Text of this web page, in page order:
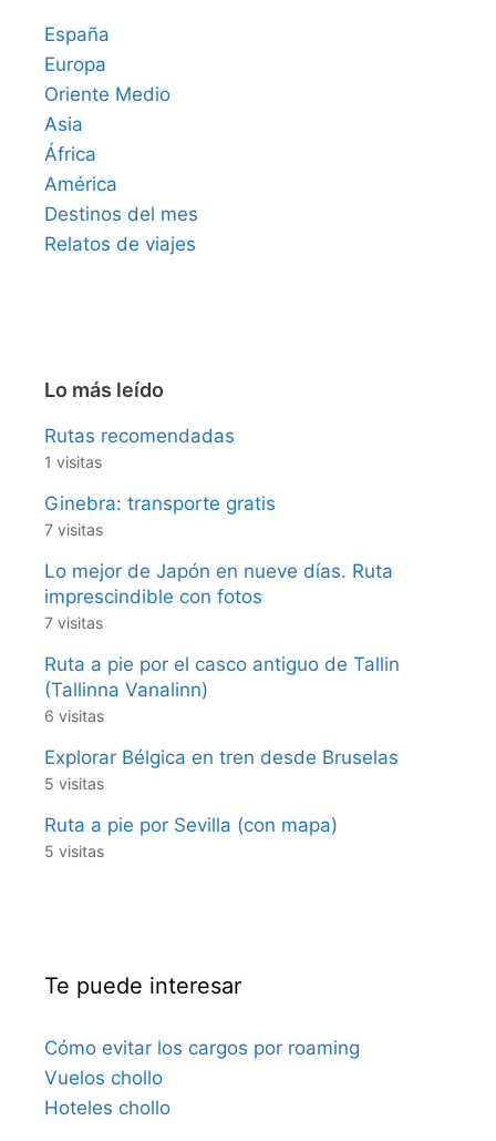
España
Europa
Oriente Medio
Asia
África
América
Destinos del mes
Relatos de viajes
Lo más leído
Rutas recomendadas
1 visitas
Ginebra: transporte gratis
7 visitas
Lo mejor de Japón en nueve días. Ruta
imprescindible con fotos
7 visitas
Ruta a pie por el casco antiguo de Tallin
(Tallinna Vanalinn)
6 visitas
Explorar Bélgica en tren desde Bruselas
5 visitas
Ruta a pie por Sevilla (con mapa)
5 visitas
Te puede interesar
Cómo evitar los cargos por roaming
Vuelos chollo
Hoteles chollo